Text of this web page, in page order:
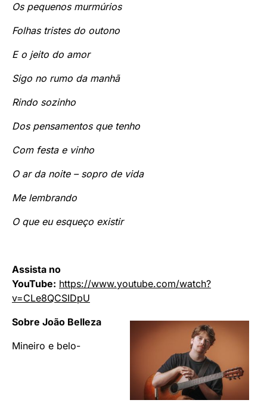
Os pequenos murmúrios
Folhas tristes do outono
E o jeito do amor
Sigo no rumo da manhã
Rindo sozinho
Dos pensamentos que tenho
Com festa e vinho
O ar da noite – sopro de vida
Me lembrando
O que eu esqueço existir
Assista no
YouTube: https://www.youtube.com/watch?
v=CLe8QCSIDpU
Sobre João Belleza
Mineiro e belo-